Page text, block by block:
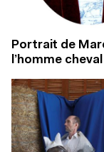
Portrait de
l’homme cheval